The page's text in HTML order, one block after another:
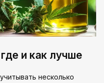
и как лучше
несколько